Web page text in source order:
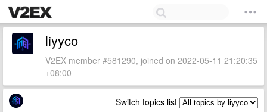
liyyco
V2EX member #581290, joined on 2022-05-11 21:20:35
+08:00
Switch topics list